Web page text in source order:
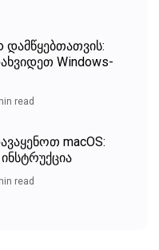
დამწყებთათვის:
Windows-
read
macOS:
read